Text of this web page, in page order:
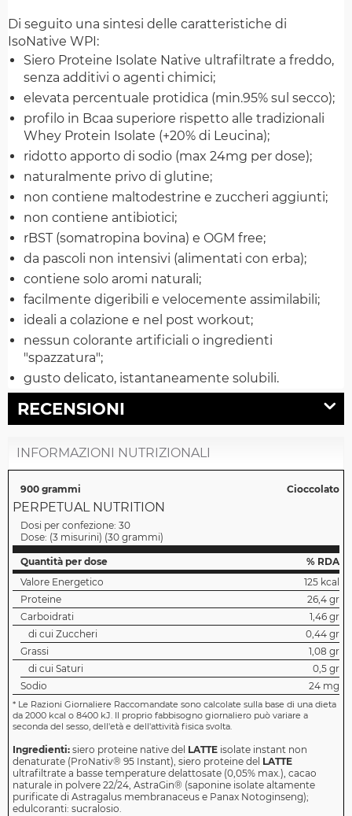
Di seguito una sintesi delle caratteristiche di
IsoNative WPI:
Siero Proteine Isolate Native ultrafiltrate a freddo,
senza additivi o agenti chimici;
elevata percentuale protidica (min.95% sul secco);
profilo in Bcaa superiore rispetto alle tradizionali
Whey Protein Isolate (+20% di Leucina);
ridotto apporto di sodio (max 24mg per dose);
naturalmente privo di glutine;
non contiene maltodestrine e zuccheri aggiunti;
non contiene antibiotici;
rBST (somatropina bovina) e OGM free;
da pascoli non intensivi (alimentati con erba);
contiene solo aromi naturali;
facilmente digeribili e velocemente assimilabili;
ideali a colazione e nel post workout;
nessun colorante artificiali o ingredienti
"spazzatura";
gusto delicato, istantaneamente solubili.
RECENSIONI
INFORMAZIONI NUTRIZIONALI
900 grammi Cioccolato
PERPETUAL NUTRITION
Dosi per confezione: 30
Dose: (3 misurini) (30 grammi)
Quantità per dose
% RDA
Valore Energetico
125 kcal
Proteine
26,4 gr
Carboidrati
1,46 gr
di cui Zuccheri
0,44 gr
Grassi
1,08 gr
di cui Saturi
0,5 gr
Sodio
24 mg
* Le Razioni Giornaliere Raccomandate sono calcolate sulla base di una dieta
da 2000 kcal o 8400 kJ. Il proprio fabbisogno giornaliero può variare a
seconda del sesso, dell'età e dell'attività fisica svolta.
Ingredienti: siero proteine native del LATTE isolate instant non
denaturate (ProNativ® 95 Instant), siero proteine del LATTE
ultrafiltrate a basse temperature delattosate (0,05% max.), cacao
naturale in polvere 22/24, AstraGin® (saponine isolate altamente
purificate di Astragalus membranaceus e Panax Notoginseng);
edulcoranti: sucralosio.